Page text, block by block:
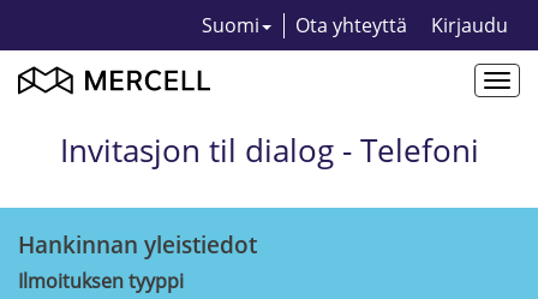
Suomi Ota yhteyttä Kirjaudu
Invitasjon til dialog - Telefoni
Hankinnan yleistiedot
Ilmoituksen tyyppi